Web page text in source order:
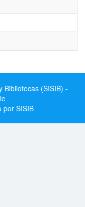
Bibliotecas (SISIB) -
por SISIB